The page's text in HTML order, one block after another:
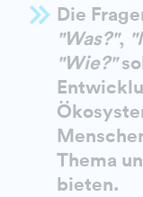
Die
"Was?",
"Wie?"
Thema
bieten.